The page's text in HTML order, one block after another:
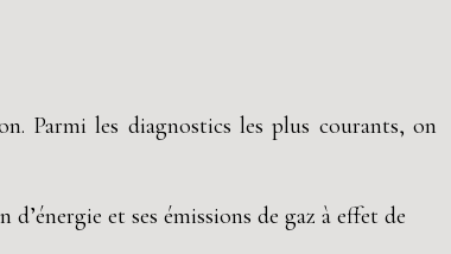
Parmi les diagnostics les plus courants, on
et ses émissions de gaz à effet de